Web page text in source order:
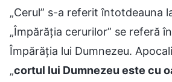
„Cerul” s-a referit întotdeauna
„Împărăţia cerurilor” se referă
Împărăţia lui Dumnezeu.
„cortul lui Dumnezeu este cu